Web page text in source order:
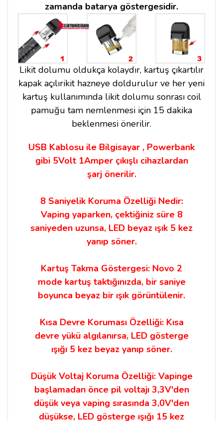
zamanda batarya göstergesidir.
Likit dolumu oldukça kolaydır, kartuş çıkartılır
kapak açılırikit hazneye doldurulur ve her yeni
kartuş kullanımında likit dolumu sonrası coil
pamuğu tam nemlenmesi için 15 dakika
beklenmesi önerilir.
USB Kablosu ile Bilgisayar , Powerbank
gibi 5Volt 1Amper çıkışlı cihazlardan
şarj önerilir.
8 Saniyelik Koruma Özelliği Nedir:
Vaping yaparken, çektiğiniz süre 8
saniyeden uzunsa, LED beyaz ışık 5 kez
yanıp söner.
Kartuş Takma Göstergesi: Novo 2
mode kartuş taktığınızda, bir saniye
boyunca beyaz bir ışık görüntülenir.
Kısa Devre Koruması Özelliği: Kısa
devre yükü algılanırsa, LED gösterge
ışığı 5 kez beyaz yanıp söner.
Düşük Voltaj Koruma Özelliği: Vapinge
başlamadan önce pil voltajı 3,3V'den
düşük veya vaping sırasında 3,0V'den
düşükse, LED gösterge ışığı 15 kez